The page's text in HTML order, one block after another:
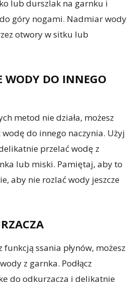
lub durszlak na garnku i
góry nogami. Nadmiar wody
otwory w sitku lub
WODY DO INNEGO
metod nie działa, możesz
do innego naczynia. Użyj
przelać wodę z
lub miski. Pamiętaj, aby to
aby nie rozlać wody jeszcze
funkcją ssania płynów, możesz
z garnka. Podłącz
do odkurzacza i delikatnie